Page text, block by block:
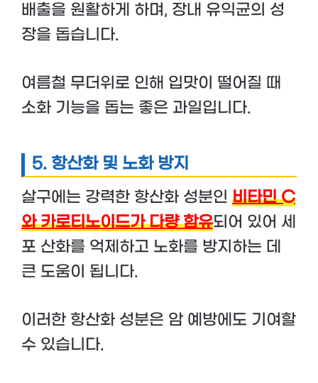
배출을 원활하게 하며, 장내 유익균의 성
장을 돕습니다.
여름철 무더위로 인해 입맛이 떨어질 때
소화 기능을 돕는 좋은 과일입니다.
5. 항산화 및 노화 방지
살구에는 강력한 항산화 성분인 비타민 C
와 카로티노이드가 다량 함유되어 있어 세
포 산화를 억제하고 노화를 방지하는 데
큰 도움이 됩니다.
이러한 항산화 성분은 암 예방에도 기여할
수 있습니다.